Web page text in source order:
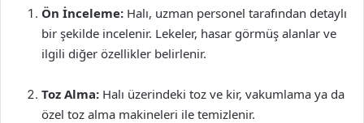
Ön İnceleme: Halı, uzman personel tarafından detaylı
bir şekilde incelenir. Lekeler, hasar görmüş alanlar ve
ilgili diğer özellikler belirlenir.
Toz Alma: Halı üzerindeki toz ve kir, vakumlama ya da
özel toz alma makineleri ile temizlenir.